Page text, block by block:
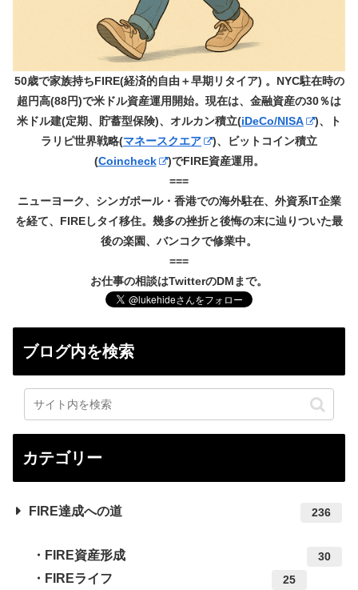
50歳で家族持ちFIRE(経済的自由＋早期リタイア) 。NYC駐在時の
超円高(88円)で米ドル資産運用開始。現在は、金融資産の30％は
米ドル建(定期、貯蓄型保険)、オルカン積立(iDeCo/NISA
)、ト
ラリピ世界戦略(マネースクエア
)、ビットコイン積立
(Coincheck
)でFIRE資産運用。
===
ニューヨーク、シンガポール・香港での海外駐在、外資系IT企業
を経て、FIREしタイ移住。幾多の挫折と後悔の末に辿りついた最
後の楽園、バンコクで修業中。
===
お仕事の相談はTwitterのDMまで。
ブログ内を検索
カテゴリー
FIRE達成への道 236
FIRE資産形成 30
FIREライフ 25